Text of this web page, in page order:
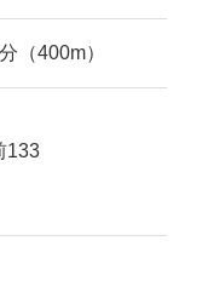
（400m）
133